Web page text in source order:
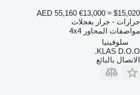
AED 55,160 €13,000 ≈ $15,020
جرارات - جرار بعجلات
مواصفات المحاور 4x4
سلوفينيا
KLAS D.O.O.
الاتصال بالبائع